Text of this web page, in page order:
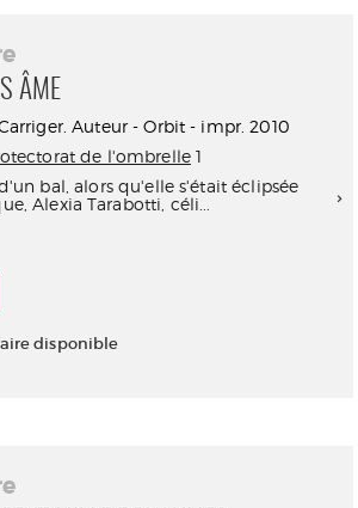
ÂME
Auteur - Orbit - impr. 2010
de l'ombrelle1
bal, alors qu'elle s'était éclipsée
Alexia Tarabotti, céli...
disponible